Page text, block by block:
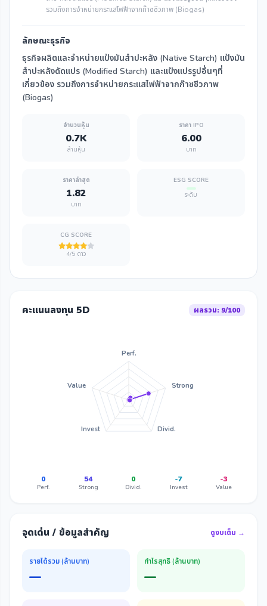
รวมถึงการจำหน่ายกระแสไฟฟ้าจากก๊าซชีวภาพ (Biogas)
ลักษณะธุรกิจ
ธุรกิจผลิตและจำหน่ายแป้งมันสำปะหลัง (Native Starch) แป้งมัน
สำปะหลังดัดแปร (Modified Starch) และแป้งแปรรูปอื่นๆที่
เกี่ยวข้อง รวมถึงการจำหน่ายกระแสไฟฟ้าจากก๊าซชีวภาพ
(Biogas)
จำนวนหุ้น
0.7K
ล้านหุ้น
ราคา IPO
6.00
บาท
ราคาล่าสุด
1.82
บาท
ESG SCORE
ระดับ
CG SCORE
4/5 ดาว
คะแนนลงทุน 5D ผลรวม: 9/100
Perf.
Strong
Divid.
Invest
Value
0
Perf.
54
Strong
0
Divid.
-7
Invest
-3
Value
จุดเด่น / ข้อมูลสำคัญ ดูงบเต็ม →
รายได้รวม (ล้านบาท)
—
กำไรสุทธิ (ล้านบาท)
—